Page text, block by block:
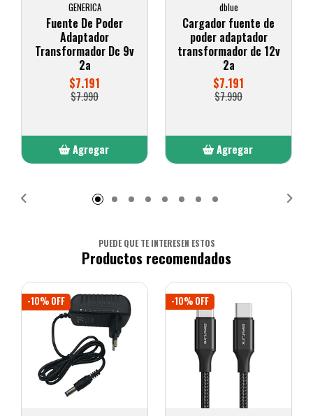
GENERICA
Fuente De Poder
Adaptador
Transformador Dc 9v
2a
$7.191
$7.990
Agregar
dblue
Cargador fuente de
poder adaptador
transformador dc 12v
2a
$7.191
$7.990
Agregar
PUEDE QUE TE INTERESEN ESTOS
Productos recomendados
-10% OFF -10% OFF